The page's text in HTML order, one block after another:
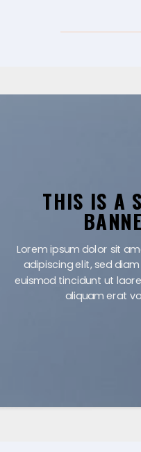
THIS IS A
adipiscing elit, sed diam
tincidunt ut laoreet dolore